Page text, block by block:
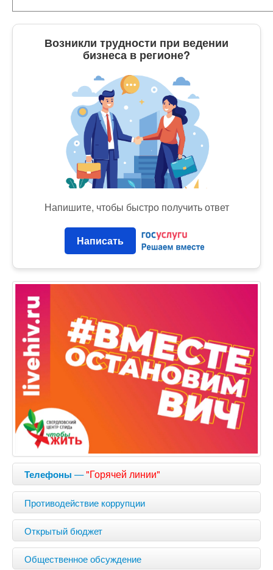
Возникли трудности при ведении
бизнеса в регионе?
Напишите, чтобы быстро получить ответ
Написать
Телефоны —"Горячей линии"
Противодействие коррупции
Открытый бюджет
Общественное обсуждение